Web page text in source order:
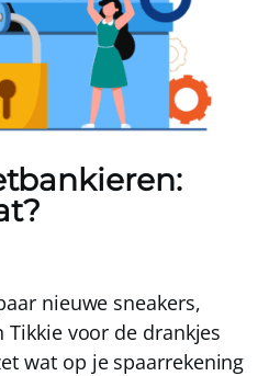
nieuwe sneakers,
voor de drankjes
wat op je spaarrekening